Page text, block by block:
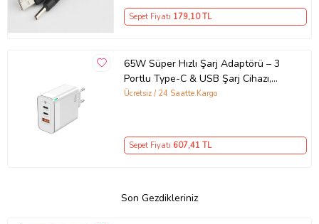
Sepet Fiyatı 179,10 TL
65W Süper Hızlı Şarj Adaptörü – 3
Portlu Type-C & USB Şarj Cihazı,
GaN Teknolojili 65W Hızlı Şarj Cihazı
Adaptörü – Type-C ve USB Çıkışlı,
Evrensel 65W Duvar Tipi Şarj
Ücretsiz / 24 Saatte Kargo
Sepet Fiyatı 607,41 TL
Son Gezdikleriniz